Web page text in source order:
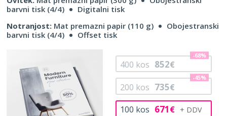
barvni tisk (4/4)
Digitalni tisk
Notranjost: Mat premazni papir (110 g)
Obojestranski
barvni tisk (4/4)
Offset tisk
100 kos 671€
200 kos 735€
-45%
400 kos 852€
-68%